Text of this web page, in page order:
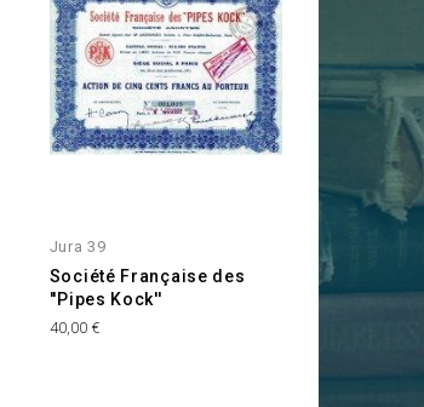
Jura 39
Société Française des
''Pipes Kock''
Prix
40,00 €